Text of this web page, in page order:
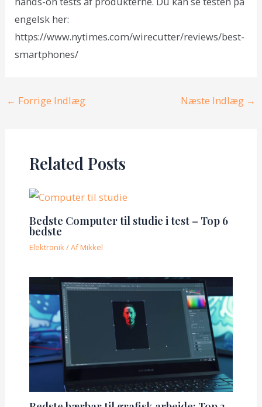
engelsk her:
https://www.nytimes.com/wirecutter/reviews/best-
smartphones/
Post
← Forrige Indlæg Næste Indlæg →
Related Posts
Bedste Computer til studie i test – Top 6
bedste
Elektronik/ AfMikkel